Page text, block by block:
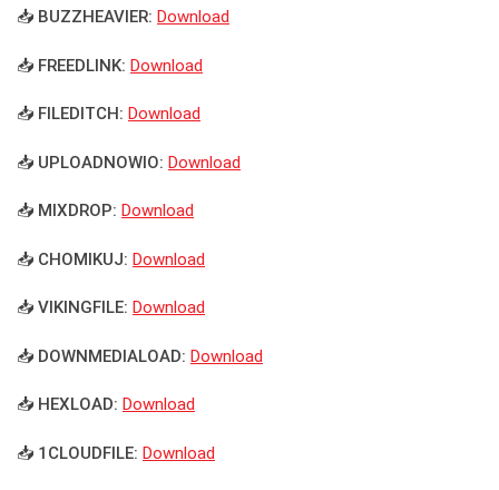
📥 BUZZHEAVIER: Download
📥 FREEDLINK: Download
📥 FILEDITCH: Download
📥 UPLOADNOWIO: Download
📥 MIXDROP: Download
📥 CHOMIKUJ: Download
📥 VIKINGFILE: Download
📥 DOWNMEDIALOAD: Download
📥 HEXLOAD: Download
📥 1CLOUDFILE: Download